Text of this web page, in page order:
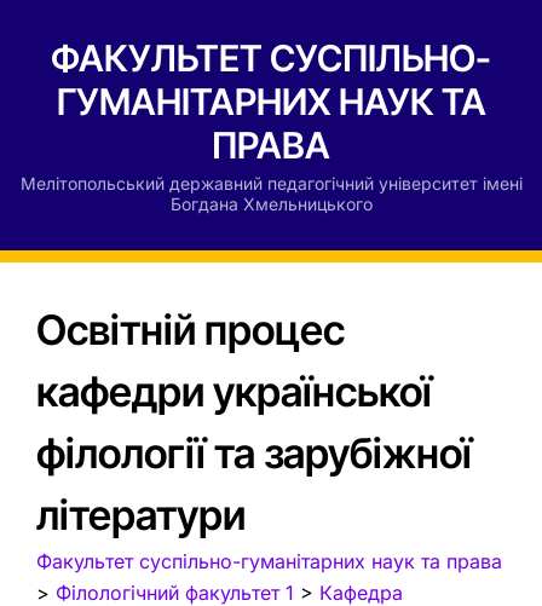
ФАКУЛЬТЕТ СУСПІЛЬНО-
ГУМАНІТАРНИХ НАУК ТА
ПРАВА
Мелітопольський державний педагогічний університет імені
Богдана Хмельницького
Освітній процес
кафедри української
філології та зарубіжної
літератури
Факультет суспільно-гуманітарних наук та права
> Філологічний факультет 1 > Кафедра